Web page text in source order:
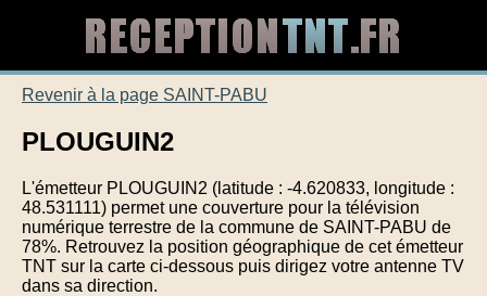
Revenir à la page SAINT-PABU
PLOUGUIN2
L'émetteur PLOUGUIN2 (latitude : -4.620833, longitude :
48.531111) permet une couverture pour la télévision
numérique terrestre de la commune de SAINT-PABU de
78%. Retrouvez la position géographique de cet émetteur
TNT sur la carte ci-dessous puis dirigez votre antenne TV
dans sa direction.